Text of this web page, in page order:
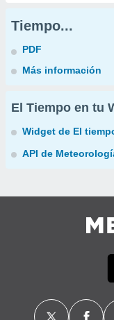
Tiempo...
PDF
Más información
El Tiempo en tu
Widget de El
API de